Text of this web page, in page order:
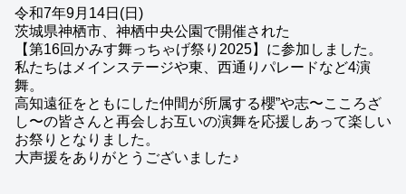
令和7年9月14日(日)
茨城県神栖市、神栖中央公園で開催された
【第16回かみす舞っちゃげ祭り2025】に参加しました。
私たちはメインステージや東、西通りパレードなど4演
舞。
高知遠征をともにした仲間が所属する櫻”や志〜こころざ
し〜の皆さんと再会しお互いの演舞を応援しあって楽しい
お祭りとなりました。
大声援をありがとうございました♪